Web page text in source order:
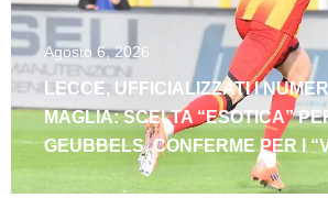
Agosto 6, 2026
LECCE, UFFICIALIZZATI I
MAGLIA: SCELTA “ESOTICA”
GEUBBELS, CONFERME PER I